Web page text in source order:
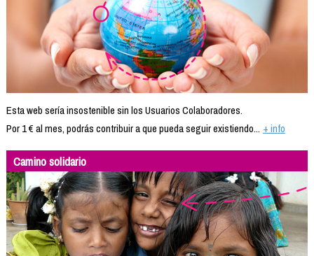
Esta web sería insostenible sin los Usuarios Colaboradores.
Por 1 € al mes, podrás contribuir a que pueda seguir existiendo... + info
Camino solidario